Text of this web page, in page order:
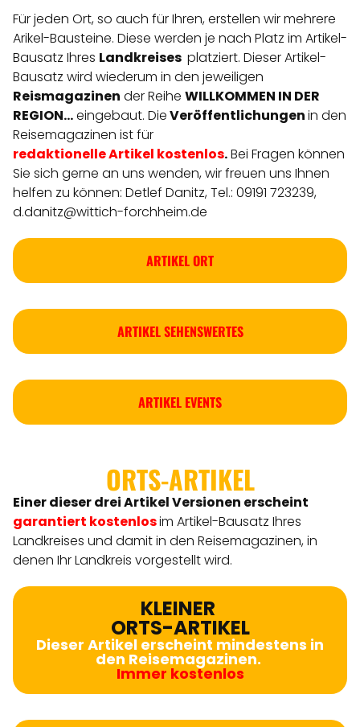
Für jeden Ort, so auch für Ihren, erstellen wir mehrere
Arikel-Bausteine. Diese werden je nach Platz im Artikel-
Bausatz Ihres Landkreises platziert. Dieser Artikel-
Bausatz wird wiederum in den jeweiligen
Reismagazinen der Reihe WILLKOMMEN IN DER
REGION...eingebaut. DieVeröffentlichungenin den
Reisemagazinen ist für
redaktionelleArtikel kostenlos.Bei Fragen können
Sie sich gerne an uns wenden, wir freuen uns Ihnen
helfen zu können: Detlef Danitz, Tel.: 09191 723239,
d.danitz@wittich-forchheim.de
ARTIKEL ORT
ARTIKEL SEHENSWERTES
ARTIKEL EVENTS
ORTS-ARTIKEL
Einer dieser drei Artikel Versionen erscheint
garantiert kostenlosim Artikel-Bausatz Ihres
Landkreises und damit in den Reisemagazinen, in
denen Ihr Landkreis vorgestellt wird.
KLEINER
ORTS-ARTIKEL
Dieser Artikel erscheint mindestens in
den Reisemagazinen.
Immer kostenlos